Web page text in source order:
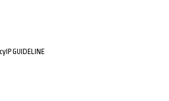
IP GUIDELINE